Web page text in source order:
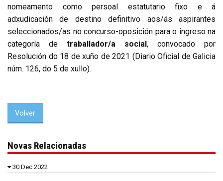
nomeamento como persoal estatutario fixo e á
adxudicación de destino definitivo aos/ás aspirantes
seleccionados/as no concurso-oposición para o ingreso na
categoría de traballador/a social , convocado por
Resolución do 18 de xuño de 2021 (Diario Oficial de Galicia
núm. 126, do 5 de xullo).
Volver
Novas Relacionadas
30 Dec 2022